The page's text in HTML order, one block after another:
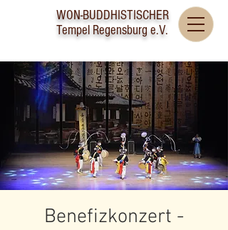
WON-BUDDHISTISCHER
Tempel Regensburg e.V.
Benefizkonzert -